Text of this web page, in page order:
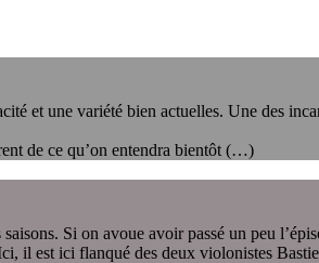
et une variété bien actuelles. Une des
de ce qu’on entendra bientôt (…)
Si on avoue avoir passé un peu
il est ici flanqué des deux violonistes